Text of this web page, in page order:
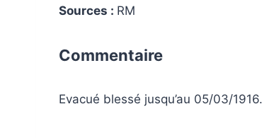
Sources : RM
Commentaire
Evacué blessé jusqu’au 05/03/1916.